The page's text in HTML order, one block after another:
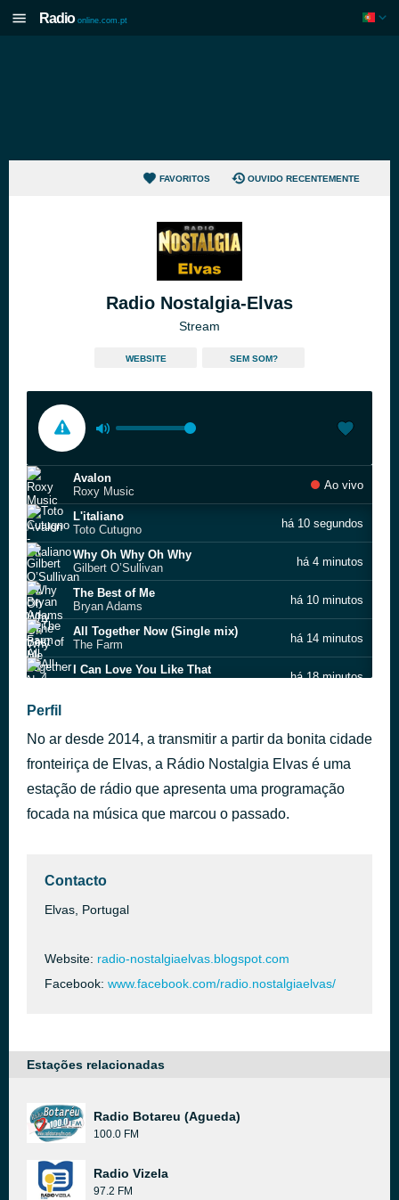
Radio online.com.pt
FAVORITOS OUVIDO RECENTEMENTE
Radio Nostalgia-Elvas
Stream
WEBSITE SEM SOM?
Avalon
Roxy Music
Ao vivo
L'italiano
Toto Cutugno
há 10 segundos
Why Oh Why Oh Why
Gilbert O’Sullivan
há 4 minutos
The Best of Me
Bryan Adams
há 10 minutos
All Together Now (Single mix)
The Farm
há 14 minutos
I Can Love You Like That
há 18 minutos
Dance Hall Days
Wang Chung
Nothing's Gonna Change My Love For You
Glenn Medeiros
há 34 minutos
Waiting for the Night
Perfil
No ar desde 2014, a transmitir a partir da bonita cidade
fronteiriça de Elvas, a Rádio Nostalgia Elvas é uma
estação de rádio que apresenta uma programação
focada na música que marcou o passado.
Contacto
Elvas, Portugal
Website: radio-nostalgiaelvas.blogspot.com
Facebook: www.facebook.com/radio.nostalgiaelvas/
Estações relacionadas
Radio Botareu (Agueda)
100.0 FM
Radio Vizela
97.2 FM